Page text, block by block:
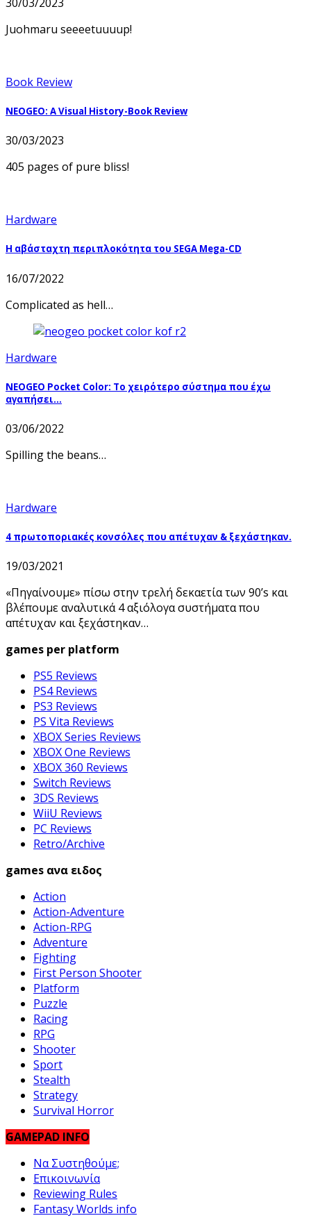
Juohmaru seeeetuuuup!
Book Review
NEOGEO: A Visual History-Book Review
30/03/2023
405 pages of pure bliss!
Hardware
Η αβάσταχτη περιπλοκότητα του SEGA Mega-CD
16/07/2022
Complicated as hell…
Hardware
NEOGEO Pocket Color: Το χειρότερο σύστημα που έχω
αγαπήσει…
03/06/2022
Spilling the beans…
Hardware
4 πρωτοποριακές κονσόλες που απέτυχαν & ξεχάστηκαν.
19/03/2021
«Πηγαίνουμε» πίσω στην τρελή δεκαετία των 90’s και
βλέπουμε αναλυτικά 4 αξιόλογα συστήματα που
απέτυχαν και ξεχάστηκαν…
games per platform
PS5 Reviews
PS4 Reviews
PS3 Reviews
PS Vita Reviews
XBOX Series Reviews
XBOX One Reviews
XBOX 360 Reviews
Switch Reviews
3DS Reviews
WiiU Reviews
PC Reviews
Retro/Archive
games ανα ειδος
Action
Action-Adventure
Action-RPG
Adventure
Fighting
First Person Shooter
Platform
Puzzle
Racing
RPG
Shooter
Sport
Stealth
Strategy
Survival Horror
GAMEPAD INFO
Να Συστηθούμε;
Επικοινωνία
Reviewing Rules
Fantasy Worlds info